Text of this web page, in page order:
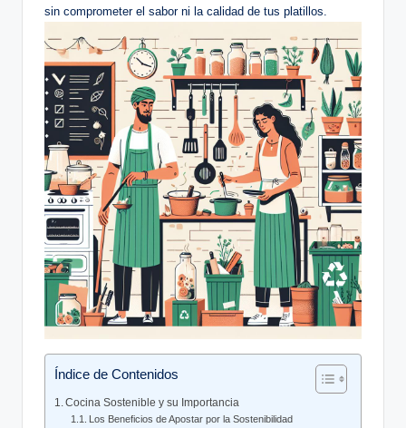
sin comprometer el sabor ni la calidad de tus platillos.
Índice de Contenidos
Cocina Sostenible y su Importancia
Los Beneficios de Apostar por la Sostenibilidad